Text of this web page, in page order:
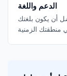
الدعم واللغة
أن يكون بلغتك